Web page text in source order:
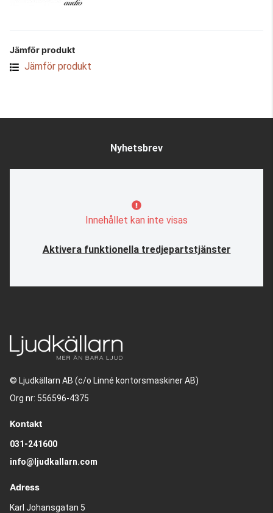
Jämför produkt
Jämför produkt
Nyhetsbrev
Innehållet kan inte visas
Aktivera funktionella tredjepartstjänster
© Ljudkällarn AB (c/o Linné kontorsmaskiner AB)
Org nr: 556596-4375
Kontakt
031-241600
info@ljudkallarn.com
Adress
Karl Johansgatan 5